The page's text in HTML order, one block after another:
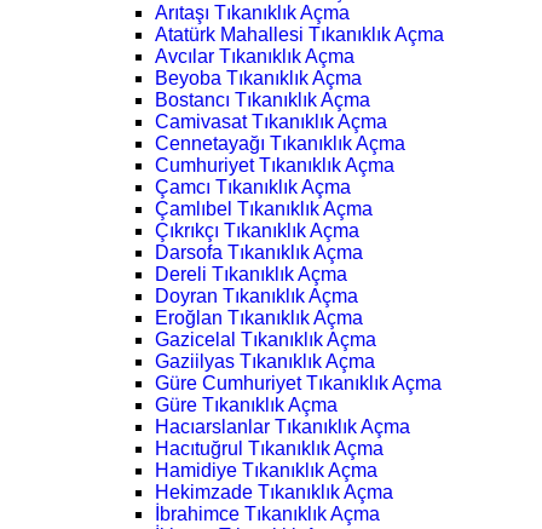
Arıtaşı Tıkanıklık Açma
Atatürk Mahallesi Tıkanıklık Açma
Avcılar Tıkanıklık Açma
Beyoba Tıkanıklık Açma
Bostancı Tıkanıklık Açma
Camivasat Tıkanıklık Açma
Cennetayağı Tıkanıklık Açma
Cumhuriyet Tıkanıklık Açma
Çamcı Tıkanıklık Açma
Çamlıbel Tıkanıklık Açma
Çıkrıkçı Tıkanıklık Açma
Darsofa Tıkanıklık Açma
Dereli Tıkanıklık Açma
Doyran Tıkanıklık Açma
Eroğlan Tıkanıklık Açma
Gazicelal Tıkanıklık Açma
Gaziilyas Tıkanıklık Açma
Güre Cumhuriyet Tıkanıklık Açma
Güre Tıkanıklık Açma
Hacıarslanlar Tıkanıklık Açma
Hacıtuğrul Tıkanıklık Açma
Hamidiye Tıkanıklık Açma
Hekimzade Tıkanıklık Açma
İbrahimce Tıkanıklık Açma